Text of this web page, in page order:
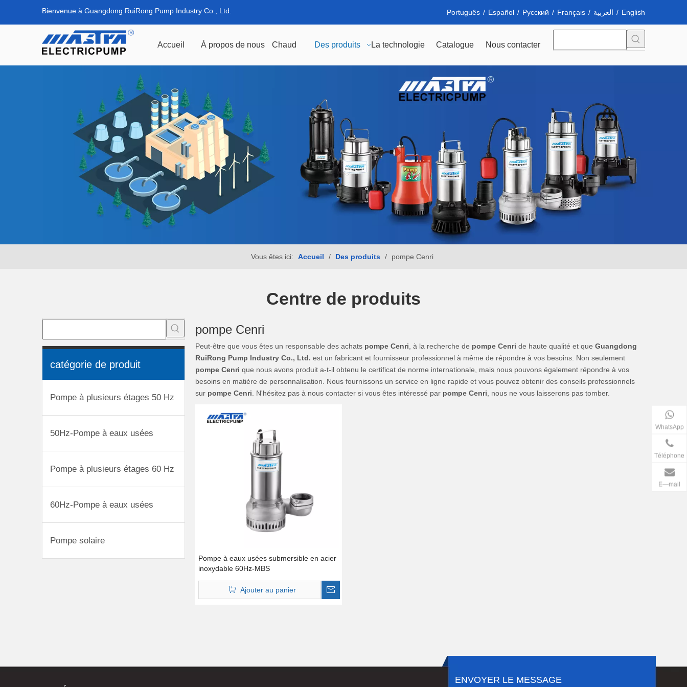
Bienvenue à Guangdong RuiRong Pump Industry Co., Ltd. Português / Español / Pусский / Français / العربية / English
Accueil À propos de nous Chaud Des produits La technologie Catalogue Nous contacter
Vous êtes ici: Accueil / Des produits / pompe Cenri
Centre de produits
catégorie de produit
Pompe à plusieurs étages 50 Hz
50Hz-Pompe à eaux usées
Pompe à plusieurs étages 60 Hz
60Hz-Pompe à eaux usées
Pompe solaire
pompe Cenri
Peut-être que vous êtes un responsable des achats pompe Cenri , à la recherche de pompe Cenri de haute qualité et que Guangdong
RuiRong Pump Industry Co., Ltd. est un fabricant et fournisseur professionnel à même de répondre à vos besoins. Non seulement
pompe Cenri que nous avons produit a-t-il obtenu le certificat de norme internationale, mais nous pouvons également répondre à vos
besoins en matière de personnalisation. Nous fournissons un service en ligne rapide et vous pouvez obtenir des conseils professionnels
sur pompe Cenri . N'hésitez pas à nous contacter si vous êtes intéressé par pompe Cenri , nous ne vous laisserons pas tomber.
Pompe à eaux usées submersible en acier
inoxydable 60Hz-MBS
Ajouter au panier
WhatsApp
Téléphone
E—mail
ENVOYER LE MESSAGE